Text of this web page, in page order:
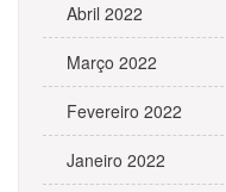
Abril 2022
Março 2022
Fevereiro 2022
Janeiro 2022